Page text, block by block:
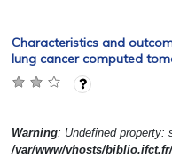
Characteristics and
lung cancer computed
Warning: Undefined property:
/var/www/vhosts/